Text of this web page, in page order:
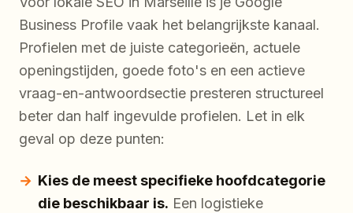
Business Profile vaak het belangrijkste kanaal.
Profielen met de juiste categorieën, actuele
openingstijden, goede foto's en een actieve
vraag-en-antwoordsectie presteren structureel
beter dan half ingevulde profielen. Let in elk
geval op deze punten:
Kies de meest specifieke hoofdcategorie
die beschikbaar is. Een logistieke